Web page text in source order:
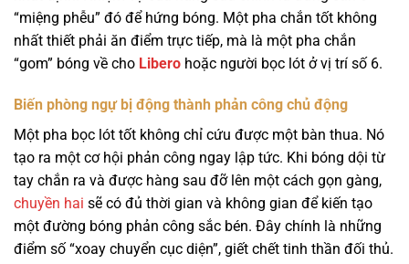
“miệng phễu” đó để hứng bóng. Một pha chắn tốt không
nhất thiết phải ăn điểm trực tiếp, mà là một pha chắn
“gom” bóng về cho Libero hoặc người bọc lót ở vị trí số 6.
Biến phòng ngự bị động thành phản công chủ động
Một pha bọc lót tốt không chỉ cứu được một bàn thua. Nó
tạo ra một cơ hội phản công ngay lập tức. Khi bóng dội từ
tay chắn ra và được hàng sau đỡ lên một cách gọn gàng,
chuyền hai sẽ có đủ thời gian và không gian để kiến tạo
một đường bóng phản công sắc bén. Đây chính là những
điểm số “xoay chuyển cục diện”, giết chết tinh thần đối thủ.